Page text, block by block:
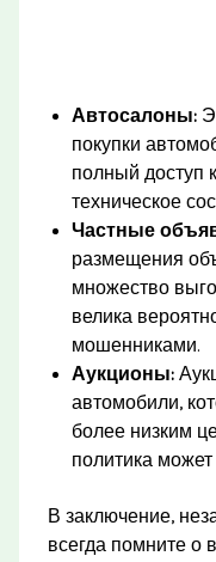
Автосалоны:
покупки
полный доступ
техническое
Частные
размещения
множество
велика
мошенниками.
Аукционы:
автомобили,
более низким
политика
В заключение,
всегда помните о